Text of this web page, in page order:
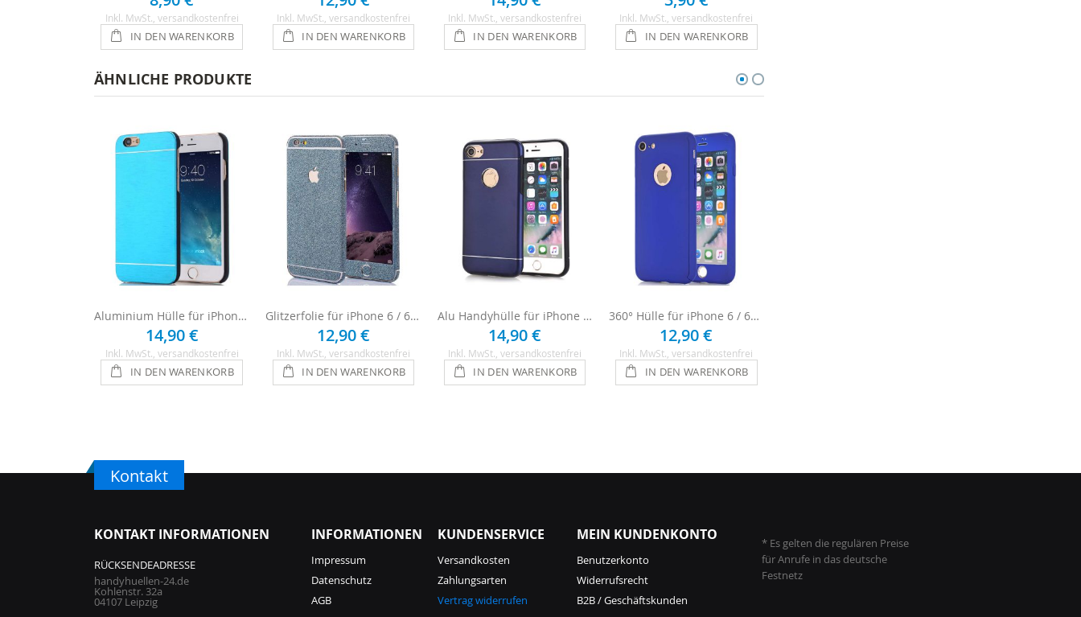
Inkl. MwSt. , versandkostenfrei
IN DEN WARENKORB
Inkl. MwSt. , versandkostenfrei
IN DEN WARENKORB
Inkl. MwSt. , versandkostenfrei
IN DEN WARENKORB
Inkl. MwSt. , versandkostenfrei
IN DEN WARENKORB
ÄHNLICHE PRODUKTE
Aluminium Hülle für iPhone 6 / 6s - Hellblau
14,90 €
Inkl. MwSt. , versandkostenfrei
IN DEN WARENKORB
Glitzerfolie für iPhone 6 / 6s - Blau
12,90 €
Inkl. MwSt. , versandkostenfrei
IN DEN WARENKORB
Alu Handyhülle für iPhone 6 / 6s - Blau
14,90 €
Inkl. MwSt. , versandkostenfrei
IN DEN WARENKORB
360° Hülle für iPhone 6 / 6s - Blau
12,90 €
Inkl. MwSt. , versandkostenfrei
IN DEN WARENKORB
Kontakt
KONTAKT INFORMATIONEN
RÜCKSENDEADRESSE
handyhuellen-24.de
Kohlenstr. 32a
04107 Leipzig
INFORMATIONEN
Impressum
Datenschutz
AGB
KUNDENSERVICE
Versandkosten
Zahlungsarten
Vertrag widerrufen
MEIN KUNDENKONTO
Benutzerkonto
Widerrufsrecht
B2B / Geschäftskunden
* Es gelten die regulären Preise
für Anrufe in das deutsche
Festnetz